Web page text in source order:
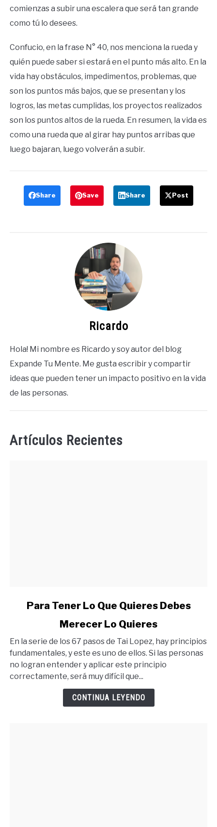
comienzas a subir una escalera que será tan grande
como tú lo desees.
Confucio, en la frase N° 40, nos menciona la rueda y
quién puede saber si estará en el punto más alto. En la
vida hay obstáculos, impedimentos, problemas, que
son los puntos más bajos, que se presentan y los
logros, las metas cumplidas, los proyectos realizados
son los puntos altos de la rueda. En resumen, la vida es
como una rueda que al girar hay puntos arribas que
luego bajaran, luego volverán a subir.
Share Save Share Post
Ricardo
Hola! Mi nombre es Ricardo y soy autor del blog
Expande Tu Mente. Me gusta escribir y compartir
ideas que pueden tener un impacto positivo en la vida
de las personas.
Artículos Recientes
Tener
Lo
Que
Quieres
Para Tener Lo Que Quieres Debes
Merecer Lo Quieres
En la serie de los 67 pasos de Tai Lopez, hay principios
fundamentales, y este es uno de ellos. Si las personas
no logran entender y aplicar este principio
correctamente, será muy difícil que...
CONTINUA LEYENDO